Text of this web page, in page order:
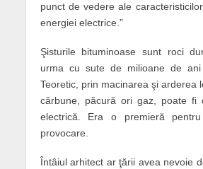
punct de vedere ale
energiei electrice.”
Şisturile bituminoase sunt roci
urma cu sute de milioane de
Teoretic, prin macinarea şi arderea
cărbune, păcură ori gaz, poate fi
electrică. Era o premieră
provocare.
Întâiul arhitect ar ţării avea nevoie